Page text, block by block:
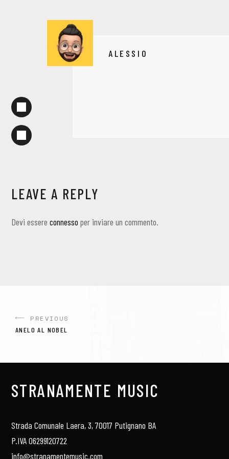
ALESSIO
LEAVE A REPLY
Devi essere connesso per inviare un commento.
PREVIOUS
ANELO AL NOBEL
STRANAMENTE MUSIC
Strada Comunale Laera, 3, 70017 Putignano BA
P.IVA 06299120722
info@stranamentemusic.com